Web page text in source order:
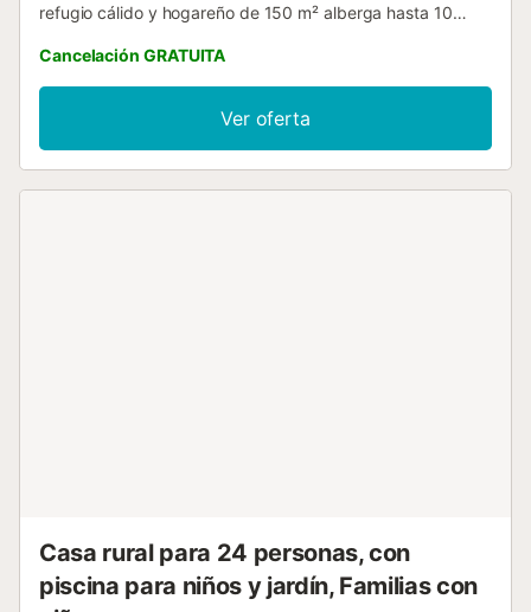
refugio cálido y hogareño de 150 m² alberga hasta 10
Fi, TV y un espacio de trabajo, además de unas preciosas
vistas a la montaña que realzan el ambiente tranquilo.
Salid al jardín privado, al balcón y a la terraza descubierta
para relajaros en el entorno montañoso. Disponéis de una
barbacoa privada para comidas al aire libre mientras os
Cancelación GRATUITA
Ver oferta
Casa rural para 24 personas, con
piscina para niños y jardín, Familias con